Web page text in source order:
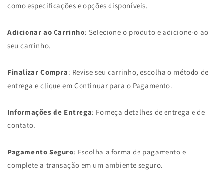
como especificações e opções disponíveis.
Adicionar ao Carrinho: Selecione o produto e adicione-o ao
seu carrinho.
Finalizar Compra: Revise seu carrinho, escolha o método de
entrega e clique em Continuar para o Pagamento.
Informações de Entrega: Forneça detalhes de entrega e de
contato.
Pagamento Seguro: Escolha a forma de pagamento e
complete a transação em um ambiente seguro.